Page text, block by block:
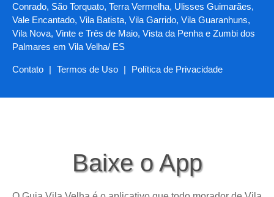
Conrado, São Torquato, Terra Vermelha, Ulisses Guimarães,
Vale Encantado, Vila Batista, Vila Garrido, Vila Guaranhuns,
Vila Nova, Vinte e Três de Maio, Vista da Penha e Zumbi dos
Palmares em Vila Velha/ ES
Contato | Termos de Uso | Política de Privacidade
Baixe o App